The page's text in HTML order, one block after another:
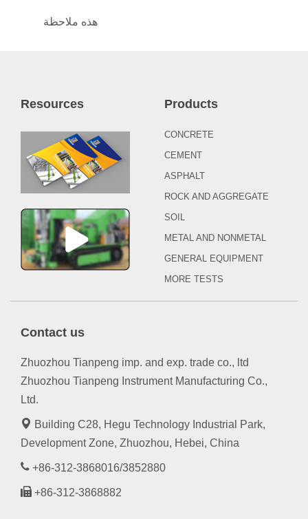
هذه ملاحظة
Resources Products
CONCRETE
CEMENT
ASPHALT
ROCK AND AGGREGATE
SOIL
METAL AND NONMETAL
GENERAL EQUIPMENT
MORE TESTS
Contact us
Zhuozhou Tianpeng imp. and exp. trade co., ltd
Zhuozhou Tianpeng Instrument Manufacturing Co.,
Ltd.
Building C28, Hegu Technology Industrial Park,
Development Zone, Zhuozhou, Hebei, China
+86-312-3868016/3852880
+86-312-3868882